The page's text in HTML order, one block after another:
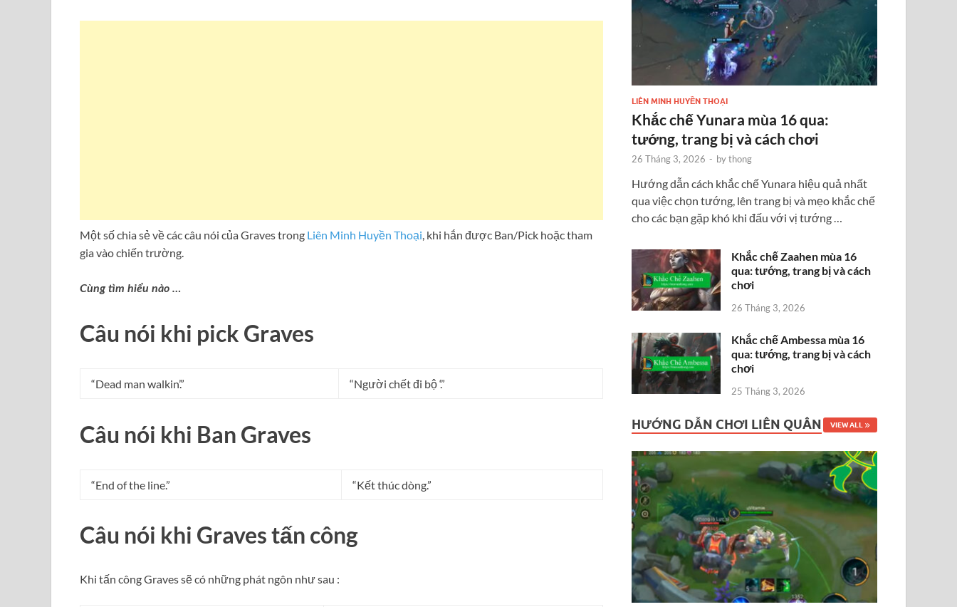
Một số chia sẻ về các câu nói của Graves trong Liên Minh Huyền Thoại, khi hắn được Ban/Pick hoặc tham
gia vào chiến trường.
Cùng tìm hiểu nào …
Câu nói khi pick Graves
“Dead man walkin’.” “Người chết đi bộ ‘.”
Câu nói khi Ban Graves
“End of the line.” “Kết thúc dòng.”
Câu nói khi Graves tấn công
Khi tấn công Graves sẽ có những phát ngôn như sau :
LIÊN MINH HUYỀN THOẠI
Khắc chế Yunara mùa 16 qua:
tướng, trang bị và cách chơi
26 Tháng 3, 2026 - bythong
Hướng dẫn cách khắc chế Yunara hiệu quả nhất
qua việc chọn tướng, lên trang bị và mẹo khắc chế
cho các bạn gặp khó khi đấu với vị tướng …
Khắc chế Zaahen mùa 16
qua: tướng, trang bị và cách
chơi
26 Tháng 3, 2026
Khắc chế Ambessa mùa 16
qua: tướng, trang bị và cách
chơi
25 Tháng 3, 2026
HƯỚNG DẪN CHƠI LIÊN QUÂN VIEW ALL